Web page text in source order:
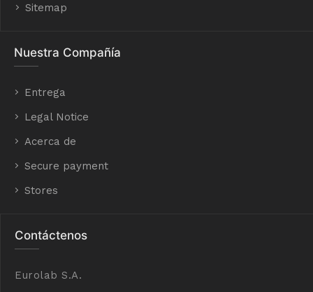
Sitemap
Nuestra Compañía
Entrega
Legal Notice
Acerca de
Secure payment
Stores
Contáctenos
Eurolab S.A.